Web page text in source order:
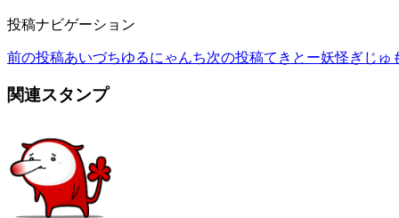
投稿ナビゲーション
前の投稿あいづちゆるにゃんち次の投稿てきとー妖怪ぎじゅ
関連スタンプ